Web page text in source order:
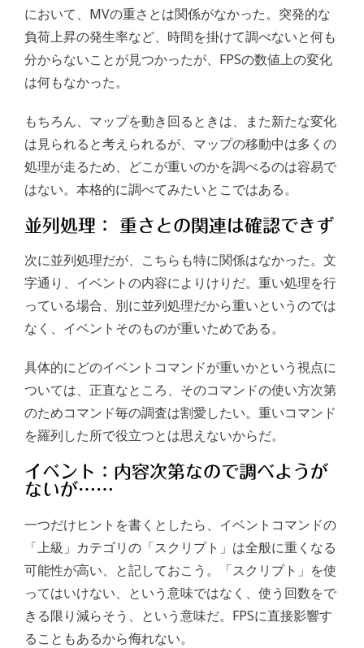
において、MVの重さとは関係がなかった。突発的な
負荷上昇の発生率など、時間を掛けて調べないと何も
分からないことが見つかったが、FPSの数値上の変化
は何もなかった。
もちろん、マップを動き回るときは、また新たな変化
は見られると考えられるが、マップの移動中は多くの
処理が走るため、どこが重いのかを調べるのは容易で
はない。本格的に調べてみたいとこではある。
並列処理： 重さとの関連は確認できず
次に並列処理だが、こちらも特に関係はなかった。文
字通り、イベントの内容によりけりだ。重い処理を行
っている場合、別に並列処理だから重いというのでは
なく、イベントそのものが重いためである。
具体的にどのイベントコマンドが重いかという視点に
ついては、正直なところ、そのコマンドの使い方次第
のためコマンド毎の調査は割愛したい。重いコマンド
を羅列した所で役立つとは思えないからだ。
イベント：内容次第なので調べようが
ないが……
一つだけヒントを書くとしたら、イベントコマンドの
「上級」カテゴリの「スクリプト」は全般に重くなる
可能性が高い、と記しておこう。「スクリプト」を使
ってはいけない、という意味ではなく、使う回数をで
きる限り減らそう、という意味だ。FPSに直接影響す
ることもあるから侮れない。